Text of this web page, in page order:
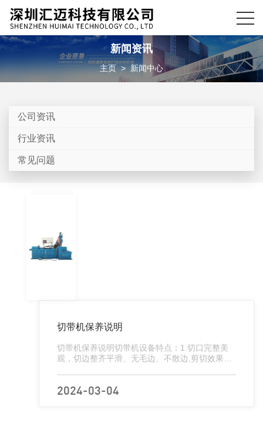
新闻资讯
主页>新闻中心
公司资讯
行业资讯
常见问题
切带机保养说明
切带机保养说明切带机设备特点：1.切口完整美
观，切边整齐平滑、无毛边、不散边,剪切效果极
多条同时...
2024-03-04